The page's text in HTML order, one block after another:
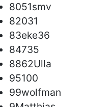
8051smv
82031
83eke36
84735
8862Ulla
95100
99wolfman